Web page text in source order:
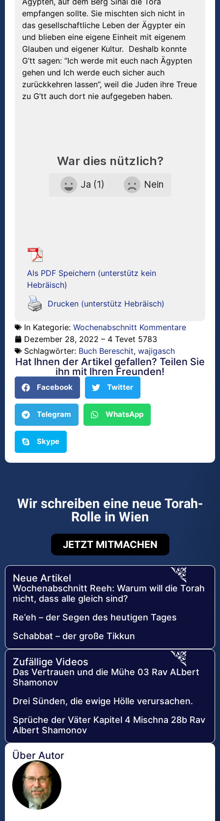
empfangen sollte. Sie mischten sich nicht in
das gesellschaftliche Leben der Ägypter ein
und blieben eine eigene Einheit mit eigenem
Glauben und eigener Kultur. Deshalb konnte
G’tt sagen: “Ich werde mit euch nach Ägypten
gehen und Ich werde euch sicher auch
zurückkehren lassen”, weil die Juden ihre Treue
zu G’tt auch dort nie aufgegeben haben.
War dies nützlich?
Ja (1) Nein
Als PDF Speichern (unterstütz kein
Hebräisch)
Drucken (unterstütz Hebräisch)
In Kategorie: Wochenabschnitt Kommentare
Dezember 28, 2022 – 4 Tevet 5783
Schlagwörter: Buch Bereschit, wajigasch
Hat Ihnen der Artikel gefallen? Teilen Sie
ihn mit Ihren Freunden!
Facebook Twitter
Telegram WhatsApp
Skype
Wir schreiben eine neue Torah-
Rolle in Wien
JETZT MITMACHEN
Neue Artikel
Wochenabschnitt Reeh: Warum will die Torah
nicht, dass alle gleich sind?
Re’eh – der Segen des heutigen Tages
Schabbat – der große Tikkun
Zufällige Videos
Das Vertrauen und die Mühe 03 Rav ALbert
Shamonov
Drei Sünden, die ewige Hölle verursachen.
Sprüche der Väter Kapitel 4 Mischna 28b Rav
Albert Shamonov
Über Autor